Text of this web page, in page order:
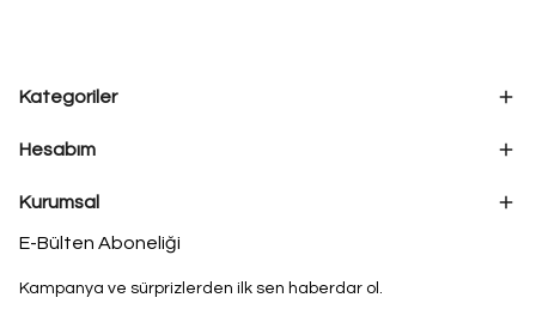
Kategoriler
Hesabım
Kurumsal
E-Bülten Aboneliği
Kampanya ve sürprizlerden ilk sen haberdar ol.